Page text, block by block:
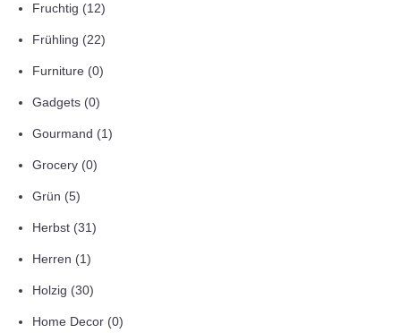
Fruchtig (12)
Frühling (22)
Furniture (0)
Gadgets (0)
Gourmand (1)
Grocery (0)
Grün (5)
Herbst (31)
Herren (1)
Holzig (30)
Home Decor (0)